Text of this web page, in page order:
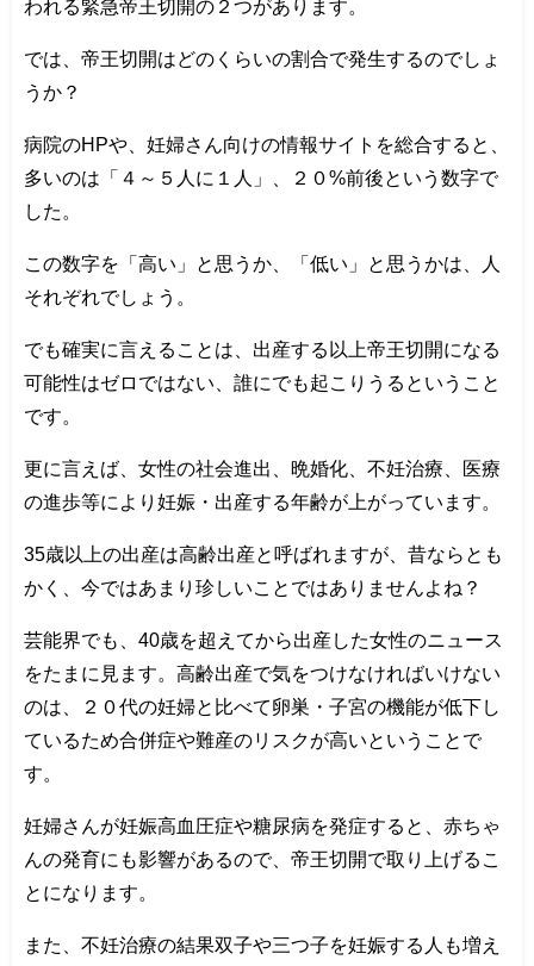
われる緊急帝王切開の２つがあります。
では、帝王切開はどのくらいの割合で発生するのでしょ
うか？
病院のHPや、妊婦さん向けの情報サイトを総合すると、
多いのは「４～５人に１人」、２０%前後という数字で
した。
この数字を「高い」と思うか、「低い」と思うかは、人
それぞれでしょう。
でも確実に言えることは、出産する以上帝王切開になる
可能性はゼロではない、誰にでも起こりうるということ
です。
更に言えば、女性の社会進出、晩婚化、不妊治療、医療
の進歩等により妊娠・出産する年齢が上がっています。
35歳以上の出産は高齢出産と呼ばれますが、昔ならとも
かく、今ではあまり珍しいことではありませんよね？
芸能界でも、40歳を超えてから出産した女性のニュース
をたまに見ます。高齢出産で気をつけなければいけない
のは、２０代の妊婦と比べて卵巣・子宮の機能が低下し
ているため合併症や難産のリスクが高いということで
す。
妊婦さんが妊娠高血圧症や糖尿病を発症すると、赤ちゃ
んの発育にも影響があるので、帝王切開で取り上げるこ
とになります。
また、不妊治療の結果双子や三つ子を妊娠する人も増え